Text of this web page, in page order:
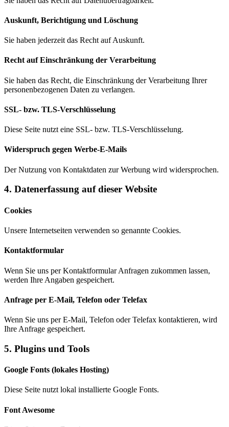
Auskunft, Berichtigung und Löschung
Sie haben jederzeit das Recht auf Auskunft.
Recht auf Einschränkung der Verarbeitung
Sie haben das Recht, die Einschränkung der Verarbeitung Ihrer
personenbezogenen Daten zu verlangen.
SSL- bzw. TLS-Verschlüsselung
Diese Seite nutzt eine SSL- bzw. TLS-Verschlüsselung.
Widerspruch gegen Werbe-E-Mails
Der Nutzung von Kontaktdaten zur Werbung wird widersprochen.
4. Datenerfassung auf dieser Website
Cookies
Unsere Internetseiten verwenden so genannte Cookies.
Kontaktformular
Wenn Sie uns per Kontaktformular Anfragen zukommen lassen,
werden Ihre Angaben gespeichert.
Anfrage per E-Mail, Telefon oder Telefax
Wenn Sie uns per E-Mail, Telefon oder Telefax kontaktieren, wird
Ihre Anfrage gespeichert.
5. Plugins und Tools
Google Fonts (lokales Hosting)
Diese Seite nutzt lokal installierte Google Fonts.
Font Awesome